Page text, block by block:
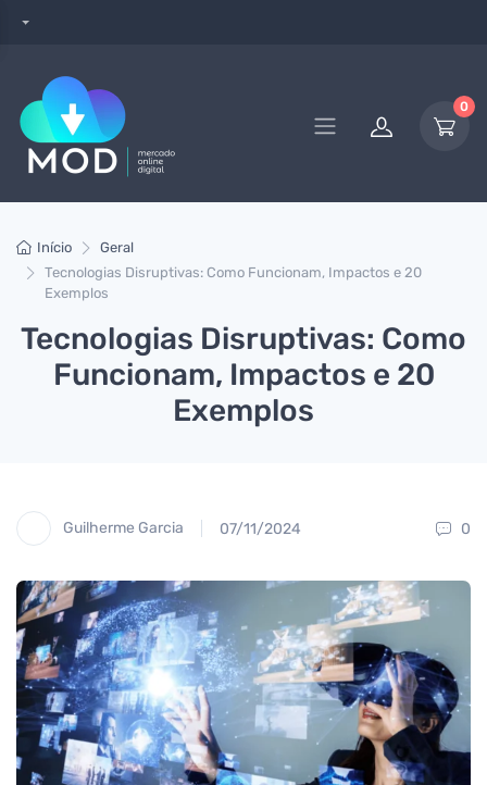
0
Início
Geral
Tecnologias Disruptivas: Como Funcionam, Impactos e 20
Exemplos
Tecnologias Disruptivas: Como
Funcionam, Impactos e 20
Exemplos
Guilherme Garcia 07/11/2024 0